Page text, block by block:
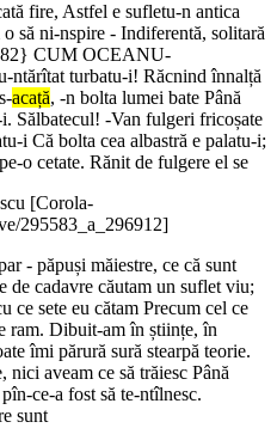
fire, Astfel e sufletu-n antica
să ni-nspire - Indiferentă, solitară
CUM OCEANU-
ntărîtat turbatu-i! Răcnind înnalță
acață, -n bolta lumei bate Până
Sălbatecul! -Van fulgeri fricoșate
i Că bolta cea albastră e palatu-i;
o cetate. Rănit de fulgere el se
[Corola-
295583_a_296912]
- păpuși măiestre, ce că sunt
de cadavre căutam un suflet viu;
ce sete eu cătam Precum cel ce
ram. Dibuit-am în științe, în
îmi părură sură stearpă teorie.
nici aveam ce să trăiesc Până
ce-a fost să te-ntîlnesc.
sunt